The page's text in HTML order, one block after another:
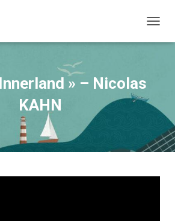
» – Nicolas
KAHN